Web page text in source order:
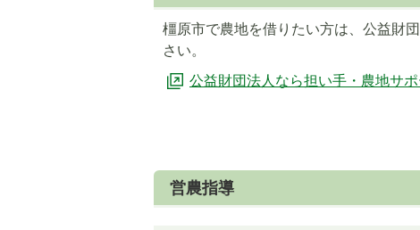
橿原市で農地を借りたい方は、公益財
さい。
公益財団法人なら担い手・農地サ
営農指導